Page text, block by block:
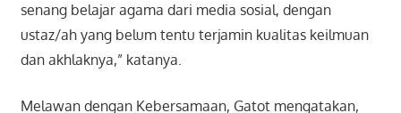
senang belajar agama dari media sosial, dengan
ustaz/ah yang belum tentu terjamin kualitas keilmuan
dan akhlaknya,” katanya.
Melawan dengan Kebersamaan, Gatot mengatakan,